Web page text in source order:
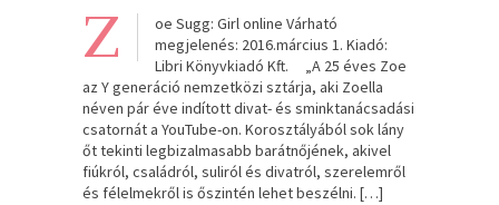
Z
oe Sugg: Girl online Várható
megjelenés: 2016.március 1. Kiadó:
Libri Könyvkiadó Kft. „A 25 éves Zoe
az Y generáció nemzetközi sztárja, aki Zoella
néven pár éve indított divat- és sminktanácsadási
csatornát a YouTube-on. Korosztályából sok lány
őt tekinti legbizalmasabb barátnőjének, akivel
fiúkról, családról, suliról és divatról, szerelemről
és félelmekről is őszintén lehet beszélni. […]